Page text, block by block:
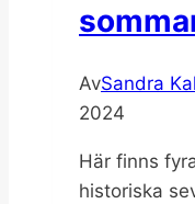
AvSandra
2024
Här finns
historiska